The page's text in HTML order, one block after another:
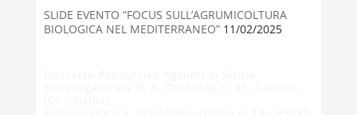
SLIDE EVENTO “FOCUS SULL’AGRUMICOLTURA
BIOLOGICA NEL MEDITERRANEO”11/02/2025